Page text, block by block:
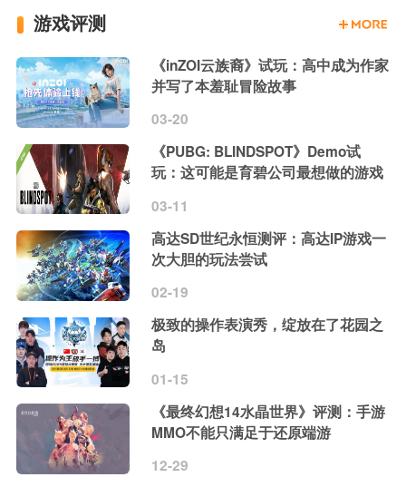
游戏评测
《inZOI云族裔》试玩：高中成为作家
并写了本羞耻冒险故事
03-20
《PUBG: BLINDSPOT》Demo试
玩：这可能是育碧公司最想做的游戏
03-11
高达SD世纪永恒测评：高达IP游戏一
次大胆的玩法尝试
02-19
极致的操作表演秀，绽放在了花园之
岛
01-15
《最终幻想14水晶世界》评测：手游
MMO不能只满足于还原端游
12-29